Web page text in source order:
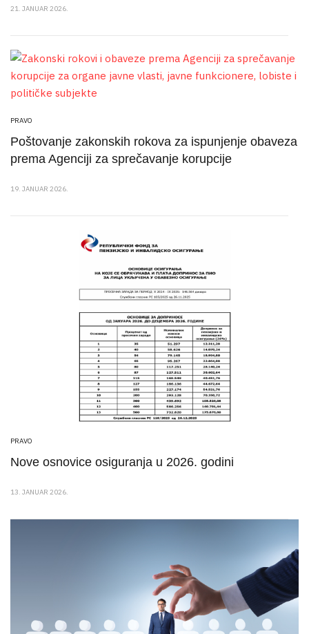
21. JANUAR 2026.
PRAVO
Poštovanje zakonskih rokova za ispunjenje obaveza
prema Agenciji za sprečavanje korupcije
19. JANUAR 2026.
PRAVO
Nove osnovice osiguranja u 2026. godini
13. JANUAR 2026.